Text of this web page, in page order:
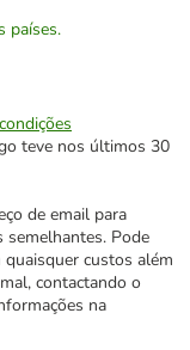
países.
teve nos últimos 30
de email para
semelhantes. Pode
custos além
contactando o
na